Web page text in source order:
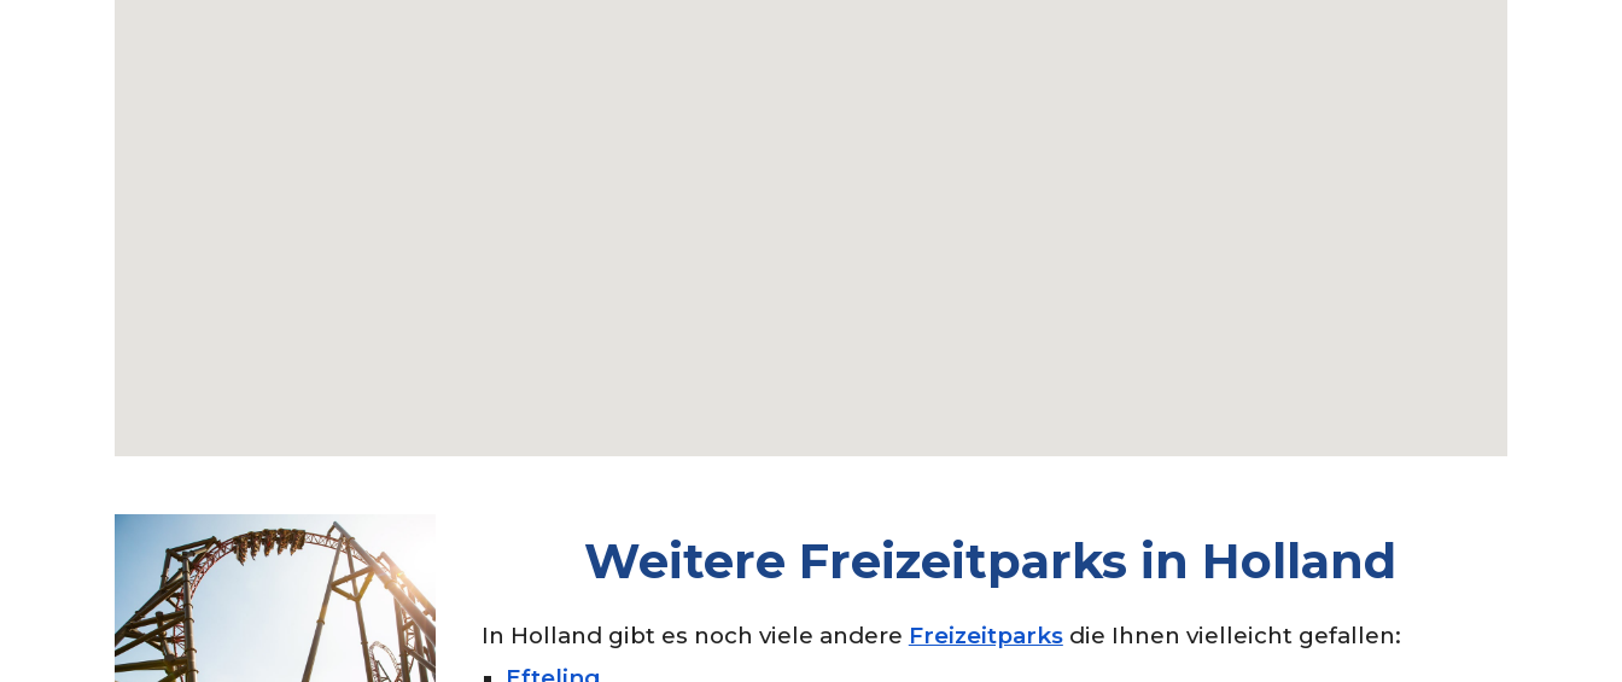
Weitere Freizeitparks in Holland
In Holland gibt es noch viele andere Freizeitparksdie Ihnen vielleicht gefallen: